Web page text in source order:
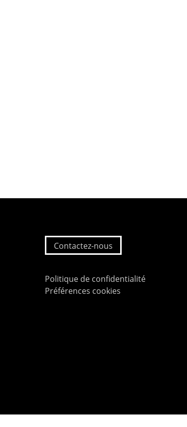
Contactez-nous
Politique de confidentialité
Préférences cookies